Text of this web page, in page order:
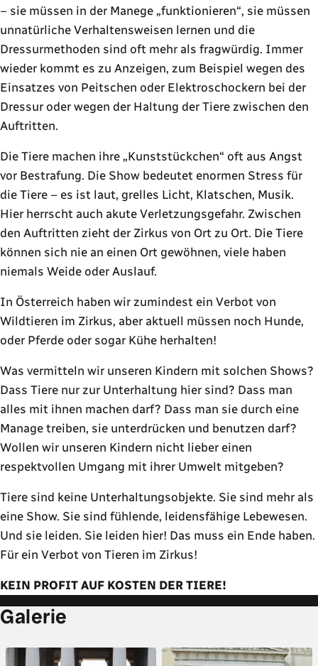
– sie müssen in der Manege „funktionieren“, sie müssen
unnatürliche Verhaltensweisen lernen und die
Dressurmethoden sind oft mehr als fragwürdig. Immer
wieder kommt es zu Anzeigen, zum Beispiel wegen des
Einsatzes von Peitschen oder Elektroschockern bei der
Dressur oder wegen der Haltung der Tiere zwischen den
Auftritten.
Die Tiere machen ihre „Kunststückchen“ oft aus Angst
vor Bestrafung. Die Show bedeutet enormen Stress für
die Tiere – es ist laut, grelles Licht, Klatschen, Musik.
Hier herrscht auch akute Verletzungsgefahr. Zwischen
den Auftritten zieht der Zirkus von Ort zu Ort. Die Tiere
können sich nie an einen Ort gewöhnen, viele haben
niemals Weide oder Auslauf.
In Österreich haben wir zumindest ein Verbot von
Wildtieren im Zirkus, aber aktuell müssen noch Hunde,
oder Pferde oder sogar Kühe herhalten!
Was vermitteln wir unseren Kindern mit solchen Shows?
Dass Tiere nur zur Unterhaltung hier sind? Dass man
alles mit ihnen machen darf? Dass man sie durch eine
Manage treiben, sie unterdrücken und benutzen darf?
Wollen wir unseren Kindern nicht lieber einen
respektvollen Umgang mit ihrer Umwelt mitgeben?
Tiere sind keine Unterhaltungsobjekte. Sie sind mehr als
eine Show. Sie sind fühlende, leidensfähige Lebewesen.
Und sie leiden. Sie leiden hier! Das muss ein Ende haben.
Für ein Verbot von Tieren im Zirkus!
KEIN PROFIT AUF KOSTEN DER TIERE!
Galerie